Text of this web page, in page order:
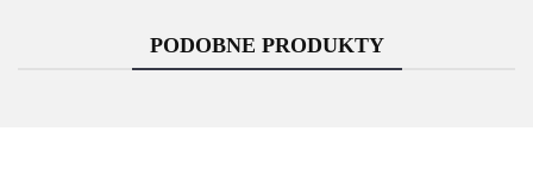
PODOBNE PRODUKTY